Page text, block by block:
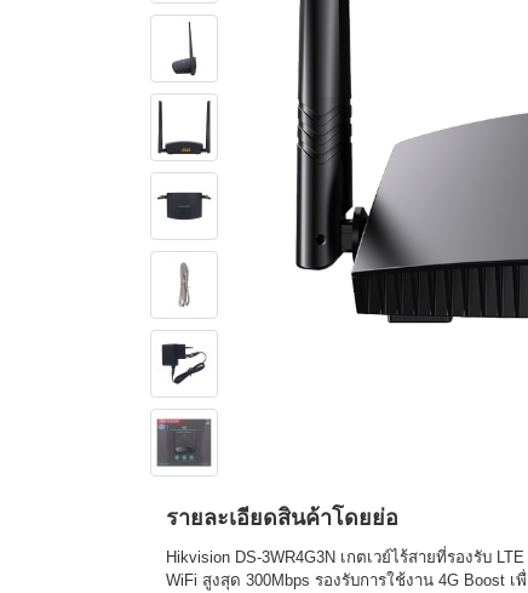
รายละเอียดสินค้าโดยย่อ
Hikvision DS-3WR4G3N เกตเวย์ไร้สายที่รองรับ
WiFi สูงสุด 300Mbps รองรับการใช้งาน 4G